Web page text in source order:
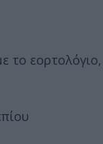
το εορτολόγιο,